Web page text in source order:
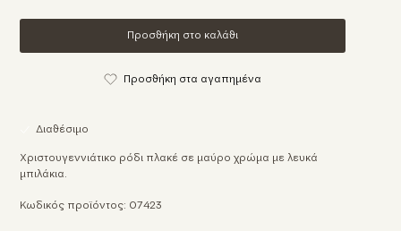
Προσθήκη στο καλάθι
Προσθήκη στα αγαπημένα
Διαθέσιμο
Χριστουγεννιάτικο ρόδι πλακέ σε μαύρο χρώμα με λευκά
μπιλάκια.
Κωδικός προϊόντος: 07423